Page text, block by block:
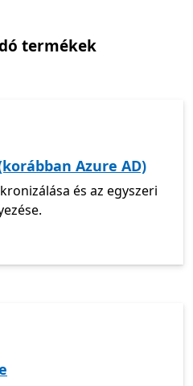
termékek
Azure AD)
és az egyszeri